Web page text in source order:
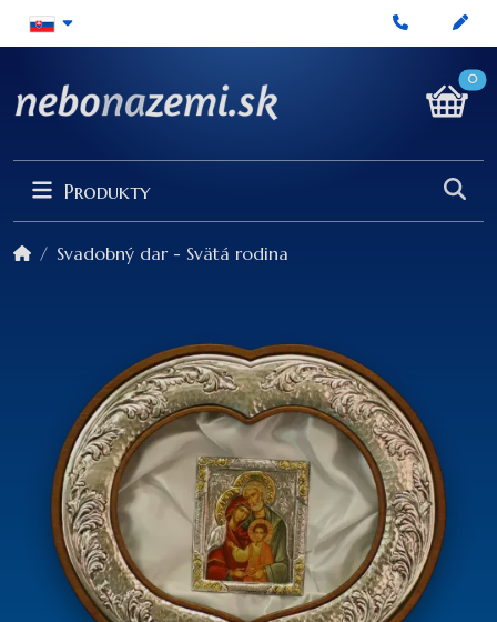
0
Produkty
Svadobný dar - Svätá rodina